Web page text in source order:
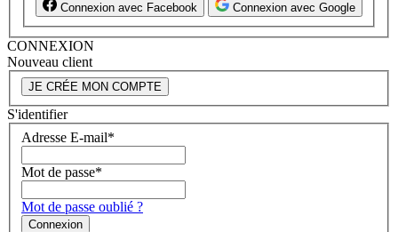
Connexion avec Facebook Connexion avec Google
CONNEXION
Nouveau client
JE CRÉE MON COMPTE
S'identifier
Adresse E-mail*
Mot de passe*
Mot de passe oublié ?
Connexion